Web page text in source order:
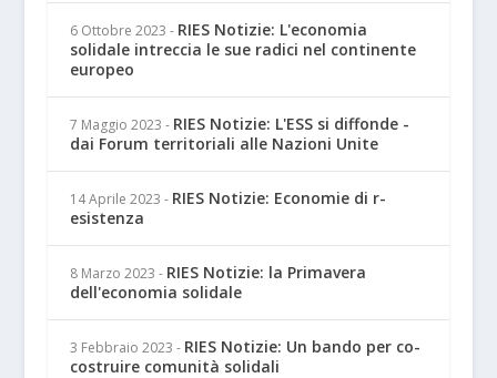
6 Ottobre 2023 - RIES Notizie: L'economia
solidale intreccia le sue radici nel continente
europeo
7 Maggio 2023 - RIES Notizie: L'ESS si diffonde -
dai Forum territoriali alle Nazioni Unite
14 Aprile 2023 - RIES Notizie: Economie di r-
esistenza
8 Marzo 2023 - RIES Notizie: la Primavera
dell'economia solidale
3 Febbraio 2023 - RIES Notizie: Un bando per co-
costruire comunità solidali